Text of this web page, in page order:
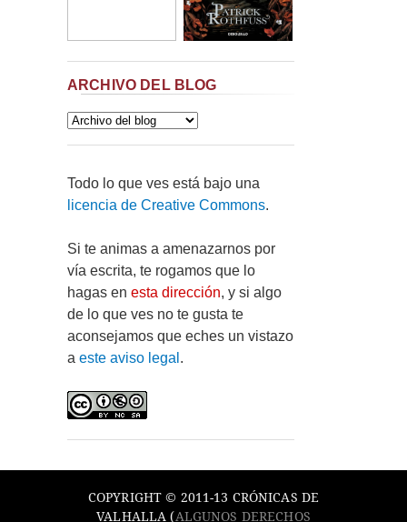
ARCHIVO DEL BLOG
Todo lo que ves está bajo una
licencia de Creative Commons.
Si te animas a amenazarnos por
vía escrita, te rogamos que lo
hagas en esta dirección, y si algo
de lo que ves no te gusta te
aconsejamos que eches un vistazo
a este aviso legal .
COPYRIGHT © 2011-13 CRÓNICAS DE
VALHALLA (ALGUNOS DERECHOS